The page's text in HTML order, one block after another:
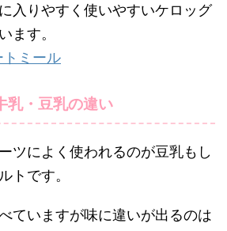
入りやすく使いやすいケロッグ
ます。
ミール
乳・豆乳の違い
ツによく使われるのが豆乳もし
トです。
ていますが味に違いが出るのは